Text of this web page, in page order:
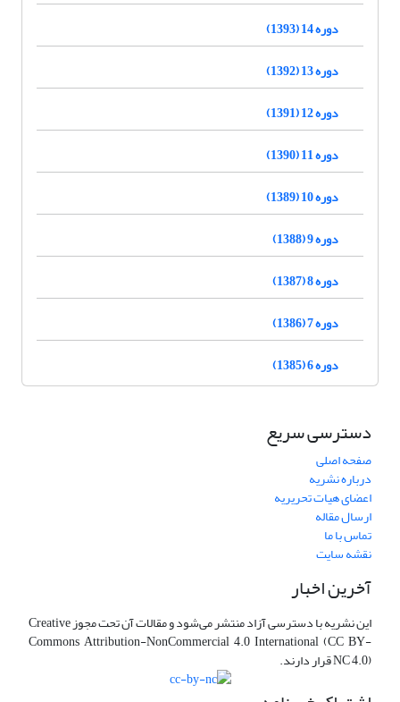
دوره 14 (1393)
دوره 13 (1392)
دوره 12 (1391)
دوره 11 (1390)
دوره 10 (1389)
دوره 9 (1388)
دوره 8 (1387)
دوره 7 (1386)
دوره 6 (1385)
دسترسی سریع
صفحه اصلی
درباره نشریه
اعضای هیات تحریریه
ارسال مقاله
تماس با ما
نقشه سایت
آخرین اخبار
این نشریه با دسترسی آزاد منتشر می‌شود و مقالات آن تحت مجوز Creative
Commons Attribution-NonCommercial 4.0 International (CC BY-
NC 4.0) قرار دارند.